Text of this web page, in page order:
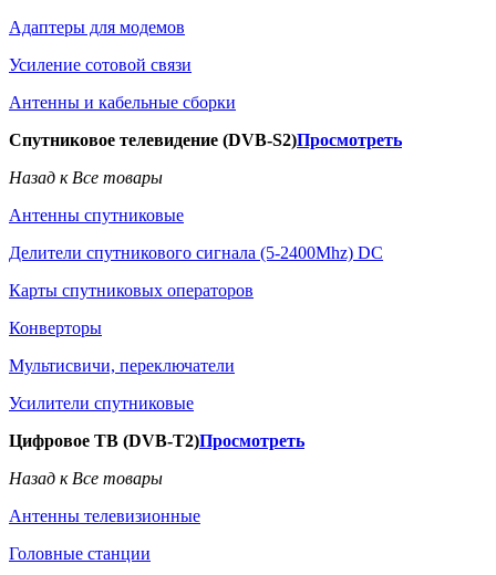
Адаптеры для модемов
Усиление сотовой связи
Антенны и кабельные сборки
Спутниковое телевидение (DVB-S2)Просмотреть
Назад к Все товары
Антенны спутниковые
Делители спутникового сигнала (5-2400Mhz) DC
Карты спутниковых операторов
Конверторы
Мультисвичи, переключатели
Усилители спутниковые
Цифровое ТВ (DVB-T2)Просмотреть
Назад к Все товары
Антенны телевизионные
Головные станции